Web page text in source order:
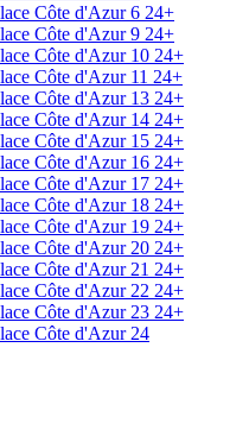
24+
24+
24+
24+
24+
24+
24+
24+
24+
24+
24+
24+
24+
24+
24+